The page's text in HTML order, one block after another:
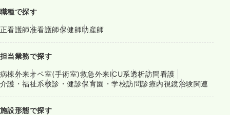
職種で探す
正看護師准看護師保健師助産師
担当業務で探す
病棟外来オペ室(手術室)救急外来ICU系透析訪問看護
介護・福祉系検診・健診保育園・学校訪問診療内視鏡治験関連
施設形態で探す